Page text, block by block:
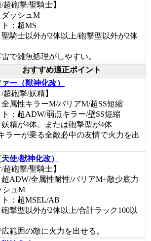
/超砲撃/聖騎士】
ダッシュM
：超MS
騎士以外が2体以上/砲撃型以外が2体
で雑魚処理がしやすい。
おすすめ適正ポイント
ー（獣神化改）
/超砲撃/妖精】
属性キラーM/バリアM/超SS短縮
ト：超ADW/弱点キラー/壁SS短縮
精が4体、または砲撃型が4体
ラーが乗る全敵必中の友情で火力を出
使/獣神化改）
/超砲撃/聖騎士】
超ADW/全属性耐性/バリアM+敵少底力
シュM
ト：超MSEL/AB
撃型以外が2体以上/合計ラック100以
範囲の敵に火力を出せる。